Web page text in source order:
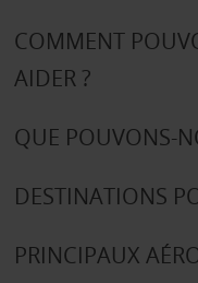
COMMENT
AIDER ?
QUE POUVONS-
DESTINATIONS
PRINCIPAUX